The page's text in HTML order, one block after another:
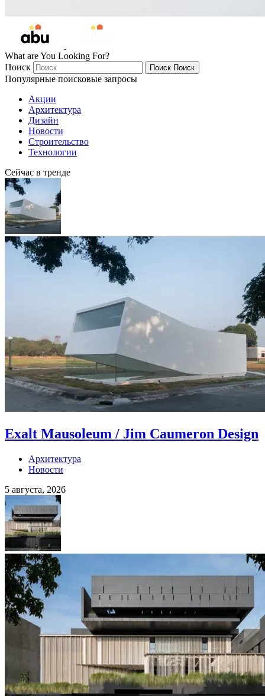
What are You Looking For?
Поиск
Поиск Поиск
Популярные поисковые запросы
Акции
Архитектура
Дизайн
Новости
Строительство
Технологии
Сейчас в тренде
Exalt Mausoleum / Jim Caumeron Design
Архитектура
Новости
5 августа, 2026